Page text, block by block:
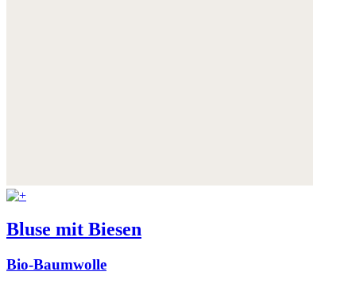
Bluse mit Biesen
Bio-Baumwolle